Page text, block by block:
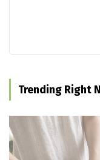
Trending Right